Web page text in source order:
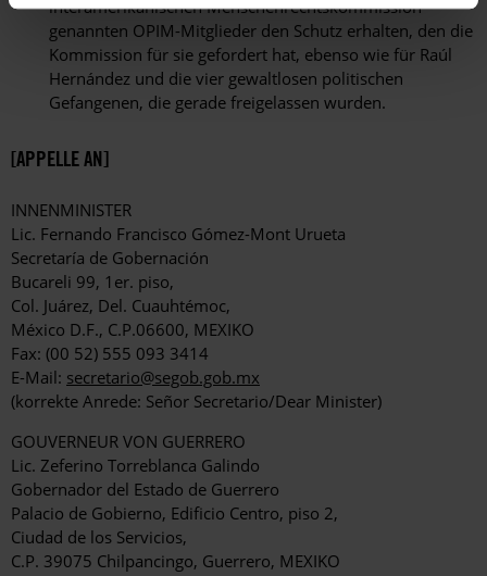
interamerikanischen Menschenrechtskommission
genannten OPIM-Mitglieder den Schutz erhalten, den die
Kommission für sie gefordert hat, ebenso wie für Raúl
Hernández und die vier gewaltlosen politischen
Gefangenen, die gerade freigelassen wurden.
[APPELLE AN]
INNENMINISTER
Lic. Fernando Francisco Gómez-Mont Urueta
Secretaría de Gobernación
Bucareli 99, 1er. piso,
Col. Juárez, Del. Cuauhtémoc,
México D.F., C.P.06600, MEXIKO
Fax: (00 52) 555 093 3414
E-Mail: secretario@segob.gob.mx
(korrekte Anrede: Señor Secretario/Dear Minister)
GOUVERNEUR VON GUERRERO
Lic. Zeferino Torreblanca Galindo
Gobernador del Estado de Guerrero
Palacio de Gobierno, Edificio Centro, piso 2,
Ciudad de los Servicios,
C.P. 39075 Chilpancingo, Guerrero, MEXIKO